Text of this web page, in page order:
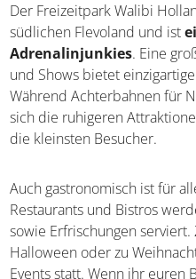
Der Freizeitpark Walibi
südlichen Flevoland und ist
Adrenalinjunkies. Eine
und Shows bietet
Während Achterbahnen für
sich die ruhigeren
die kleinsten Besucher.
Auch gastronomisch ist für
Restaurants und Bistros
sowie Erfrischungen
Halloween oder zu
Events statt. Wenn ihr euren